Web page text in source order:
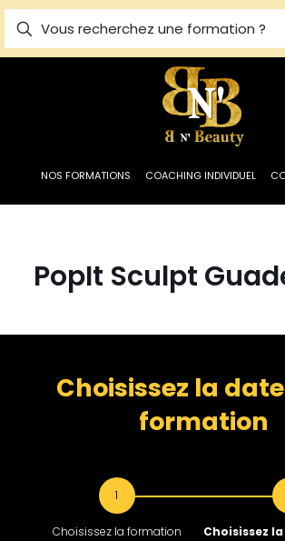
NOS FORMATIONS COACHING INDIVIDUEL
PopIt Sculpt
Choisissez la
formation
1
Choisissez la formation
Choisissez